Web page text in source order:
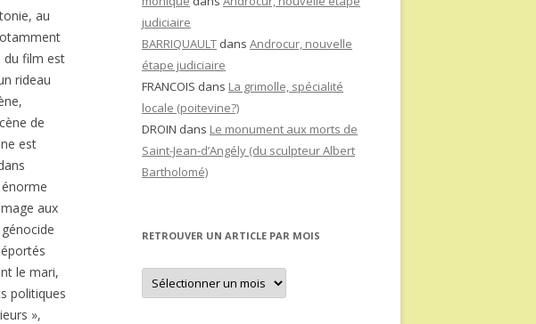
au
du film est
rideau
de
est
aux
le mari,
politiques
»,
judiciaire
BARRIQUAULT dans Androcur, nouvelle
étape judiciaire
FRANCOIS dans La grimolle, spécialité
locale (poitevine?)
DROIN dans Le monument aux morts de
Saint-Jean-d’Angély (du sculpteur Albert
Bartholomé)
RETROUVER UN ARTICLE PAR MOIS
Retrouver
un
article